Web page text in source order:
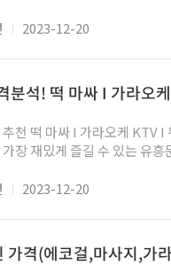
도 신규가라오케들이 많이 들어온상황입니다.
라오케, 피시방, 당구장등
호치민으로 치자면 슈퍼볼쪽은 구한인촌, Q7군 푸미흥이 신한인
2023-12-20
분석! 떡 마싸 I 가라오
라오케 KTV I 워킹스트리트 등 체험공간 모두 공
있는 유흥문화까지. 나트랑,다낭,호치민 등 동남아중에
컫는 말인데 화류계쪽을 일컫는 말로도
하노이 밤문화를 이용하기 위해서 가라오케
2023-12-20
가격(에코걸,마사지,가